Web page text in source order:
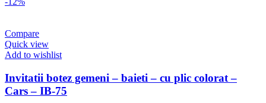
Compare
Quick view
Add to wishlist
Invitatii botez gemeni – baieti – cu plic colorat –
Cars – IB-75